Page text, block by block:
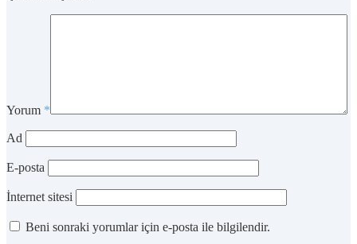
Yorum *
Ad
E-posta
İnternet sitesi
Beni sonraki yorumlar için e-posta ile bilgilendir.